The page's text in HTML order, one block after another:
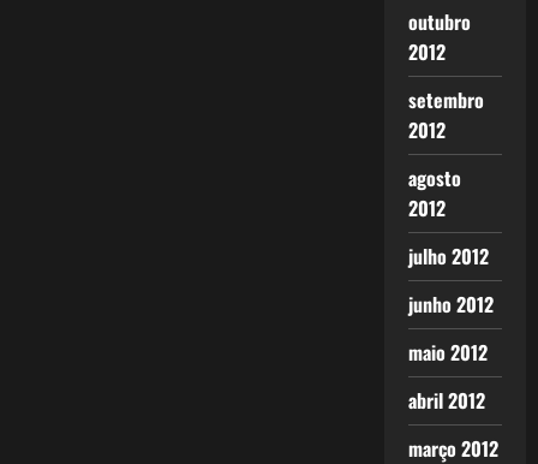
outubro
2012
setembro
2012
agosto
2012
julho 2012
junho 2012
maio 2012
abril 2012
março 2012